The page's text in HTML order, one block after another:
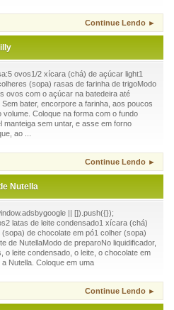
Continue Lendo ►
ovos1/2 xícara (chá) de açúcar light1
(sopa) rasas de farinha de trigoModo
ovos com o açúcar na batedeira até
bater, encorpore a farinha, aos poucos
volume. Coloque na forma com o fundo
manteiga sem untar, e asse em forno
ao ...
Continue Lendo ►
Nutella
|| []).push({});
latas de leite condensado1 xícara (chá)
(sopa) de chocolate em pó1 colher (sopa)
de NutellaModo de preparoNo liquidificador,
o leite condensado, o leite, o chocolate em
Nutella. Coloque em uma
Continue Lendo ►